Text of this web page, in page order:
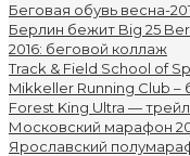
Беговая обувь весна-
Берлин бежит Big 25
2016: беговой коллаж
Track & Field School of
Mikkeller Running Club –
Forest King Ultra —
Московский марафон
Ярославский